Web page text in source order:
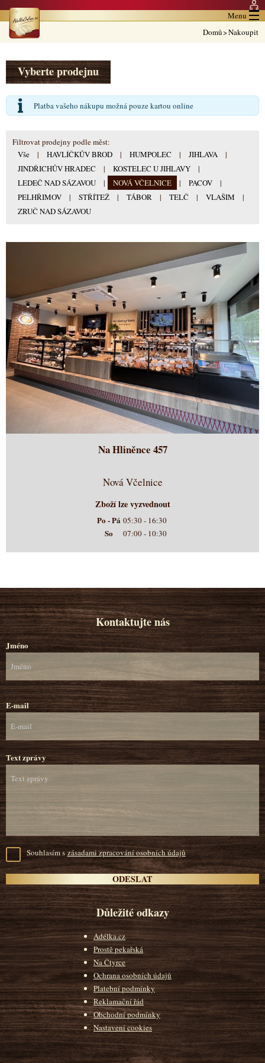
Menu
Domů>Nakoupit
Vyberte prodejnu
Platba vašeho nákupu možná pouze kartou online
Filtrovat prodejny podle měst:
Vše
| HAVLÍČKŮV BROD | HUMPOLEC | JIHLAVA
|
JINDŘICHŮV HRADEC
| KOSTELEC U JIHLAVY
|
LEDEČ NAD SÁZAVOU
| NOVÁ VČELNICE | PACOV
|
PELHŘIMOV
| STŘÍTEŽ | TÁBOR | TELČ | VLAŠIM
|
ZRUČ NAD SÁZAVOU
Na Hliněnce 457
Nová Včelnice
Zboží lze vyzvednout
Po - Pá 05:30 - 16:30
So 07:00 - 10:30
Kontaktujte nás
Jméno
E-mail
Text zprávy
Souhlasím s zásadami zpracování osobních údajů
Důležité odkazy
Adélka.cz
Prostě pekařská
Na Čtyrce
Ochrana osobních údajů
Platební podmínky
Reklamační řád
Obchodní podmínky
Nastavení cookies